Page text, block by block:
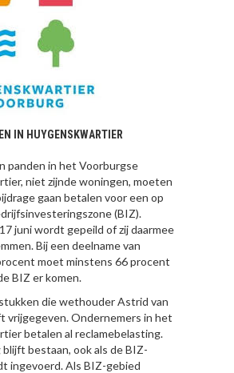
IN HUYGENSKWARTIER
panden in het Voorburgse
niet zijnde woningen, moeten
gaan betalen voor een op
(BIZ).
juni wordt gepeild of zij daarmee
Bij een deelname van
moet minstens 66 procent
BIZ er komen.
die wethouder Astrid van
vrijgegeven. Ondernemers in het
betalen al reclamebelasting.
bestaan, ook als de BIZ-
ingevoerd. Als BIZ-gebied